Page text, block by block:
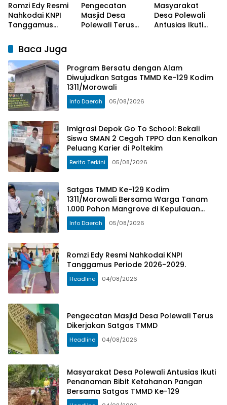
Romzi Edy Resmi
Nahkodai KNPI
Tanggamus
2029.
Pengecatan
Masjid Desa
Polewali Terus
Masyarakat
Desa Polewali
Antusias Ikuti
Satgas TMMD
Ke-129
Baca Juga
Program Bersatu dengan Alam
Diwujudkan Satgas TMMD Ke-129 Kodim
1311/Morowali
Info Daerah 05/08/2026
Imigrasi Depok Go To School: Bekali
Siswa SMAN 2 Cegah TPPO dan Kenalkan
Peluang Karier di Poltekim
Berita Terkini 05/08/2026
Satgas TMMD Ke-129 Kodim
1311/Morowali Bersama Warga Tanam
1.000 Pohon Mangrove di Kepulauan
Umbele
Info Daerah 05/08/2026
Romzi Edy Resmi Nahkodai KNPI
Tanggamus Periode 2026-2029.
Headline 04/08/2026
Pengecatan Masjid Desa Polewali Terus
Dikerjakan Satgas TMMD
Headline 04/08/2026
Masyarakat Desa Polewali Antusias Ikuti
Penanaman Bibit Ketahanan Pangan
Bersama Satgas TMMD Ke-129